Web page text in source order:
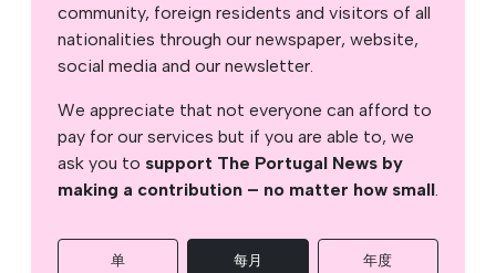
community, foreign residents and visitors of all
nationalities through our newspaper, website,
social media and our newsletter.
We appreciate that not everyone can afford to
pay for our services but if you are able to, we
ask you to support The Portugal News by
making a contribution – no matter how small.
单 每月 年度